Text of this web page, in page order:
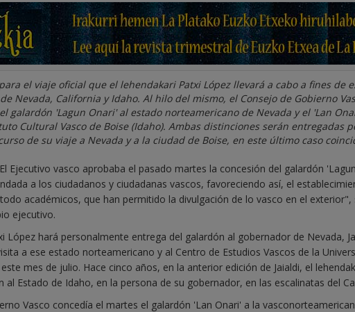
el viaje oficial que el lehendakari Patxi López llevará a cabo a fines de
Nevada, California y Idaho. Al hilo del mismo, el Consejo de Gobierno
galardón 'Lagun Onari' al estado norteamericano de Nevada y el 'Lan
Cultural Vasco de Boise (Idaho). Ambas distinciones serán entregadas
de su viaje a Nevada y a la ciudad de Boise, en este último caso
El Ejecutivo vasco aprobaba el pasado martes la concesión del galardón
a los ciudadanos y ciudadanas vascos, favoreciendo así, el
académicos, que han permitido la divulgación de lo vasco en el
ejecutivo.
López hará personalmente entrega del galardón al gobernador de Nevada,
a ese estado norteamericano y al Centro de Estudios Vascos de la
mes de julio. Hace cinco años, en la anterior edición de Jaialdi, el
al Estado de Idaho, en la persona de su gobernador, en las escalinatas del
Vasco concedía el martes el galardón 'Lan Onari' a la